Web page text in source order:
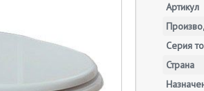
Артикул
Серия
Страна